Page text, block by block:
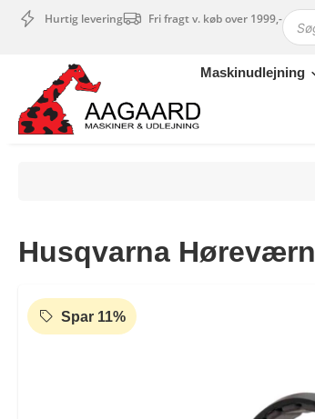
Hurtig levering Fri fragt v. køb over 1999,-
Maskinudlejning
Maskinudlejning
Have- og parkmaskiner
Sikkerhed og tilbehør
Outlet
Tips og tricks
4.4 Google Reviews
4.7 Trustpilot
Husqvarna Høreværn
Spar 11%